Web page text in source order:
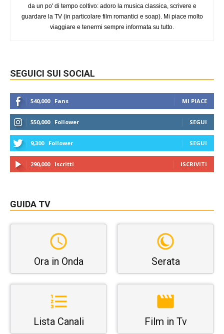
da un po' di tempo coltivo: adoro la musica classica, scrivere e
guardare la TV (in particolare film romantici e soap). Mi piace molto
viaggiare e tenermi sempre informata su tutto.
SEGUICI SUI SOCIAL
540,000 Fans MI PIACE
550,000 Follower SEGUI
9,300 Follower SEGUI
290,000 Iscritti ISCRIVITI
GUIDA TV
Ora in Onda Serata
Lista Canali Film in Tv